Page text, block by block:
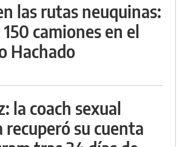
las rutas neuquinas:
camiones en el
Hachado
la coach sexual
recuperó su cuenta